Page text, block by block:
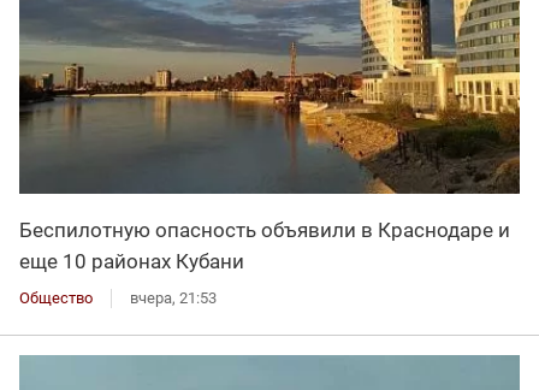
Беспилотную опасность объявили в Краснодаре и
еще 10 районах Кубани
Общество вчера, 21:53